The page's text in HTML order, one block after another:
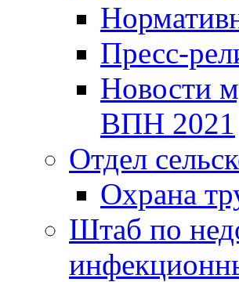
Пресс-
Новости
ВПН 2021
Отдел
Охрана
Штаб по